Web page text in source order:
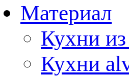
Материал
Кухни из
Кухни